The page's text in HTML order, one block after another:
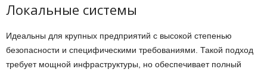
Локальные системы
Идеальны для крупных предприятий с высокой степенью
безопасности и специфическими требованиями. Такой подход
требует мощной инфраструктуры, но обеспечивает полный